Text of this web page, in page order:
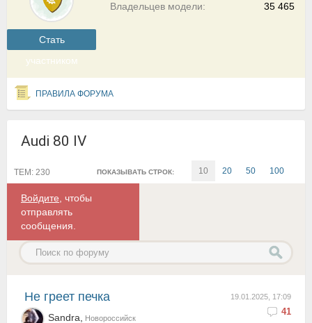
Cтать
участником
35 465
Владельцев модели:
ПРАВИЛА ФОРУМА
Audi 80 IV
ПОКАЗЫВАТЬ СТРОК: 10 20 50 100
ТЕМ: 230
Войдите , чтобы
отправлять
сообщения.
19.01.2025, 17:09
41
Не греет печка
Sandra, Новороссийск